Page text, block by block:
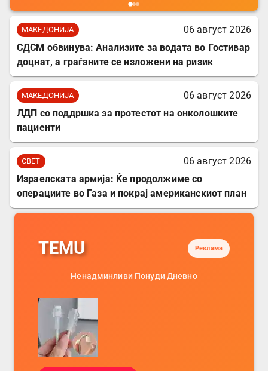
МАКЕДОНИЈА
06 август 2026
СДСМ обвинува: Анализите за водата во Гостивар
доцнат, а граѓаните се изложени на ризик
МАКЕДОНИЈА
06 август 2026
ЛДП со поддршка за протестот на онколошките
пациенти
СВЕТ
06 август 2026
Израелската армија: Ќе продолжиме со
операциите во Газа и покрај американскиот план
TEMU Реклама
Ненадминливи Понуди Дневно